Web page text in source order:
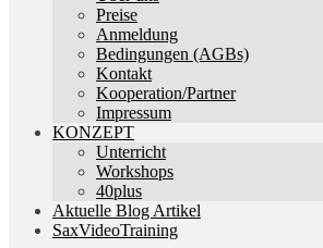
Preise
Anmeldung
Bedingungen (AGBs)
Kontakt
Kooperation/Partner
Impressum
KONZEPT
Unterricht
Workshops
40plus
Aktuelle Blog Artikel
SaxVideoTraining